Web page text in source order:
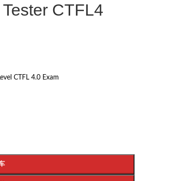
CTFL4
CTFL 4.0 Exam